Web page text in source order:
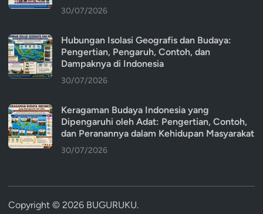
30/07/2026
Hubungan Isolasi Geografis dan Budaya:
Pengertian, Pengaruh, Contoh, dan
Dampaknya di Indonesia
30/07/2026
Keragaman Budaya Indonesia yang
Dipengaruhi oleh Adat: Pengertian, Contoh,
dan Peranannya dalam Kehidupan Masyarakat
30/07/2026
Copyright © 2026 BUGURUKU.